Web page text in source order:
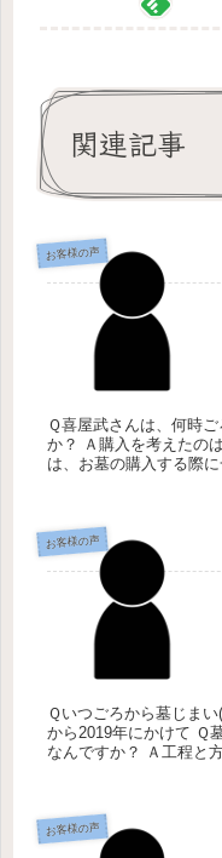
関連記事
お客様の声
Ｑ喜屋武さんは、何時
か？ Ａ購入を考えたの
は、お墓の購入する際
お客様の声
Ｑいつごろから墓じま
から2019年にかけて Ｑ
なんですか？ Ａ工程と
お客様の声